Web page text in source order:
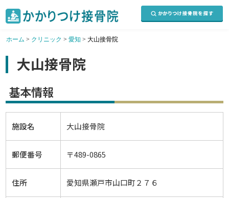
ホーム > クリニック > 愛知 > 大山接骨院
大山接骨院
基本情報
施設名 大山接骨院
郵便番号 〒489-0865
住所 愛知県瀬戸市山口町２７６